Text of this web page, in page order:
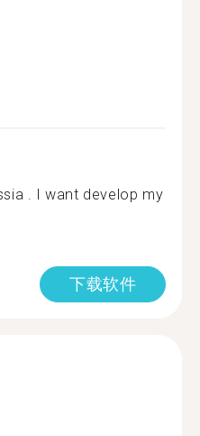
. I want develop my
下载软件